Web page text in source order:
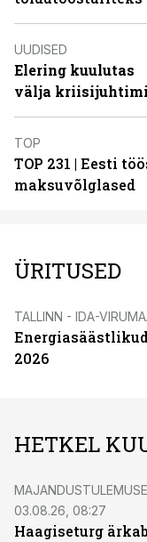
UUDISED
Elering kuulutas
välja
TOP
TOP 231 | Eesti
maksuvõlglased
ÜRITUSED
TALLINN - IDA-
2026
HETKEL
03.08.26, 08:27
Haagiseturg